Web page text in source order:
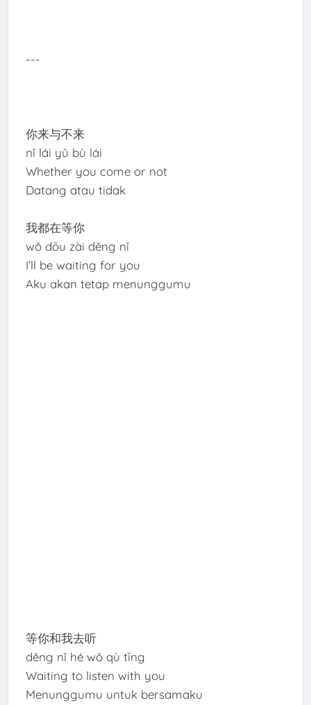
---
你来与不来
nǐ lái yǔ bù lái
Whether you come or not
Datang atau tidak
我都在等你
wǒ dōu zài děng nǐ
I’ll be waiting for you
Aku akan tetap menunggumu
等你和我去听
děng nǐ hé wǒ qù tīng
Waiting to listen with you
Menunggumu untuk bersamaku